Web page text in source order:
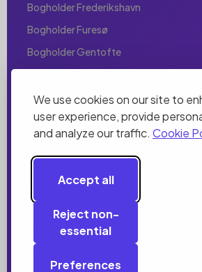
We use cookies on our site to
user experience, provide
and analyze our traffic. Cookie
Accept all
Reject non-
essential
Preferences
Bogholder Frederikshavn
Bogholder Furesø
Bogholder Gentofte
Bogholder Glostrup
Bogholder Greve
Bogholder Helsingør
Bogholder Herlev
Bogholder Herning
Bogholder Hillerød
Bogholder Hjørring